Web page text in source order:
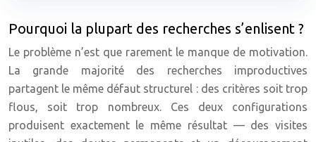
Pourquoi la plupart des recherches s’enlisent ?
Le problème n’est que rarement le manque de motivation.
La grande majorité des recherches improductives
partagent le même défaut structurel : des critères soit trop
flous, soit trop nombreux. Ces deux configurations
produisent exactement le même résultat — des visites